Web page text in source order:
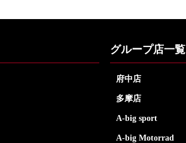
グループ店一覧
府中店
多摩店
A-big sport
A-big Motorrad